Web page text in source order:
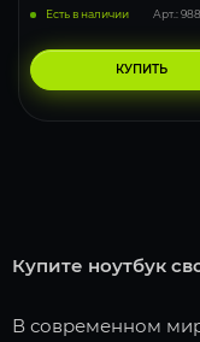
Есть в наличии Арт.:
КУПИТЬ
Купите ноутбук
В современном